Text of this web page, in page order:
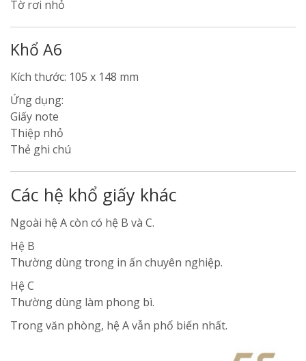
Tờ rơi nhỏ
Khổ A6
Kích thước: 105 x 148 mm
Ứng dụng:
Giấy note
Thiệp nhỏ
Thẻ ghi chú
Các hệ khổ giấy khác
Ngoài hệ A còn có hệ B và C.
Hệ B
Thường dùng trong in ấn chuyên nghiệp.
Hệ C
Thường dùng làm phong bì.
Trong văn phòng, hệ A vẫn phổ biến nhất.